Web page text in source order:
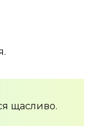
щасливо.